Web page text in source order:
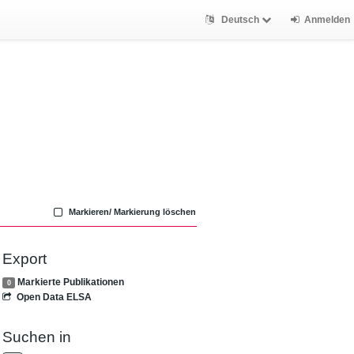
Deutsch Anmelden
Markieren/ Markierung löschen
Export
0
Markierte Publikationen
Open Data ELSA
Suchen in